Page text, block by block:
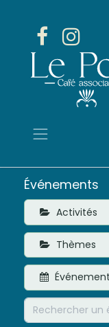
Événements
Activités
Thèmes